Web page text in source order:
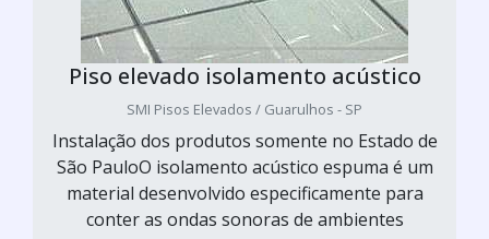
Piso elevado isolamento acústico
SMI Pisos Elevados / Guarulhos - SP
Instalação dos produtos somente no Estado de
São PauloO isolamento acústico espuma é um
material desenvolvido especificamente para
conter as ondas sonoras de ambientes